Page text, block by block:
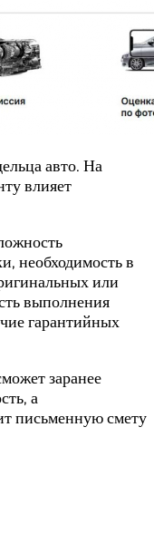
авто. На
влияет
необходимость в
или
выполнения
гарантийных
заранее
а
письменную смету